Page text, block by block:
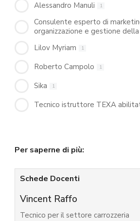
Alessandro Manuli 1
Consulente esperto di
organizzazione e gestione della
Lilov Myriam 1
Roberto Campolo 1
Sika 1
Tecnico istruttore TEXA
Per saperne di più:
Schede Docenti
Vincent Raffo
Tecnico per il settore carrozzeria